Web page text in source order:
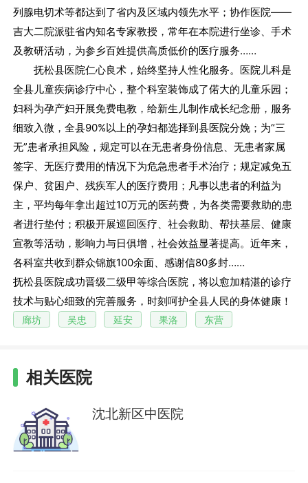
列腺电切术等都达到了省内及区域内领先水平；协作医院——
吉大二院派驻省内知名专家教授，常年在本院进行坐诊、手术
及教研活动，为参乡百姓提供高质低价的医疗服务……
抚松县医院仁心良术，始终坚持人性化服务。医院儿科是
全县儿童疾病诊疗中心，整个科室装饰成了偌大的儿童乐园；
妇科为孕产妇开展免费电教，给新生儿制作成长纪念册，服务
细致入微，全县90%以上的孕妇都选择到县医院分娩；为“三
无”患者承担风险，规定可以在无患者身份信息、无患者家属
签字、无医疗费用的情况下为危急患者手术治疗；规定减免五
保户、贫困户、残疾军人的医疗费用；凡事以患者的利益为
主，平均每年拿出超过10万元的医药费，为各类需要救助的患
者进行垫付；积极开展巡回医疗、社会救助、帮扶基层、健康
宣教等活动，影响力与日俱增，社会效益显著提高。近年来，
各科室共收到群众锦旗100余面、感谢信80多封……
抚松县医院成功晋级二级甲等综合医院，将以愈加精湛的诊疗
技术与贴心细致的完善服务，时刻呵护全县人民的身体健康！
廊坊 吴忠 延安 果洛 东营
相关医院
沈北新区中医院